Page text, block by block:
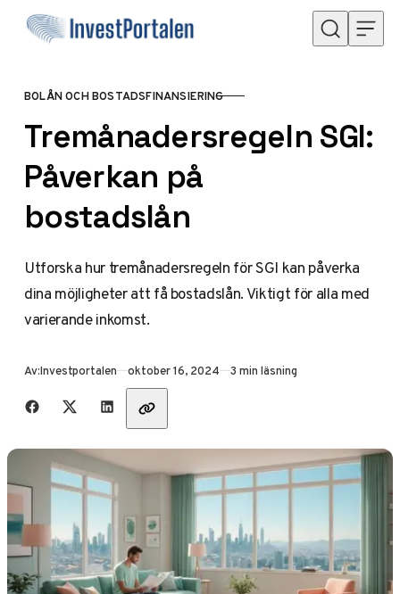
Hoppa till innehåll
KATEGORI
BOLÅN OCH BOSTADSFINANSIERING
Tremånadersregeln SGI:
Påverkan på
bostadslån
Utforska hur tremånadersregeln för SGI kan påverka
dina möjligheter att få bostadslån. Viktigt för alla med
varierande inkomst.
Av:Investportalen Publicerad
oktober 16, 2024 3 min läsning
Dela med vänner